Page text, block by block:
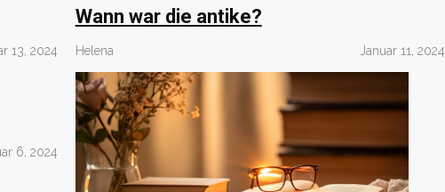
13, 2024
Wann war die antike?
Helena Januar 11, 2024
6, 2024